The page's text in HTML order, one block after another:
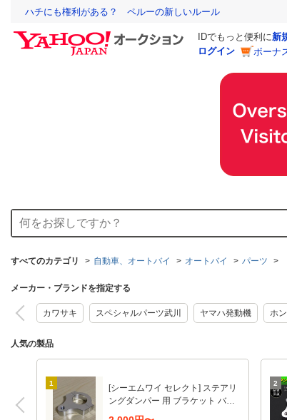
ハチにも権利がある？ ペルーの新しいルール
IDでもっと便利に新
ログイン
ボーナ
すべてのカテゴリ 自動車、オートバイ オートバイ パーツ
メーカー・ブランドを指定する
カワサキ スペシャルパーツ武川 ヤマハ発動機 ホ
人気の製品
1
[シーエムワイ セレクト] ステアリ
ングダンパー 用 ブラケット バイ
ク ステダン キット 32mm
2